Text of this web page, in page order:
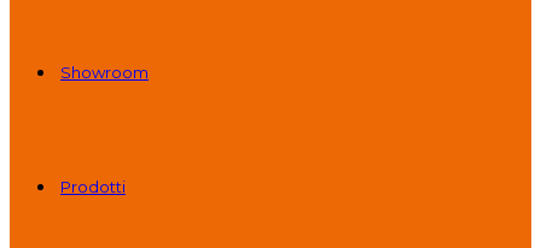
Showroom
Prodotti